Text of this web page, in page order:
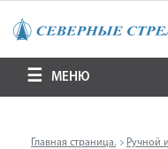
МЕНЮ
Главная страница. Ручной